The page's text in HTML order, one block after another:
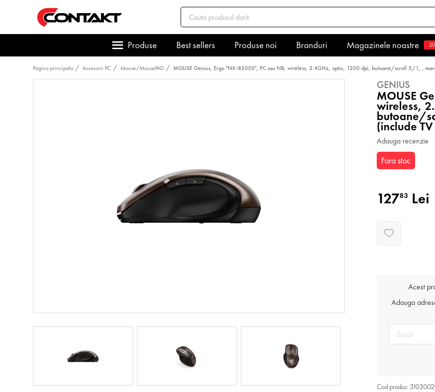
Produse Best sellers Produse noi Branduri Magazinele noastre
Pagina principala Accesorii PC Mouse/MousePAD MOUSE Genius, Ergo "NX-8200S", PC sau NB, wireless, 2.4GHz, optic, 1200 dpi, butoane/scroll 5/1, ,
GENIUS
MOUSE
wireless,
butoane/
(include
Adauga recenzie
Fara stoc
12783 Lei
Acest
Adauga
Cod produs: